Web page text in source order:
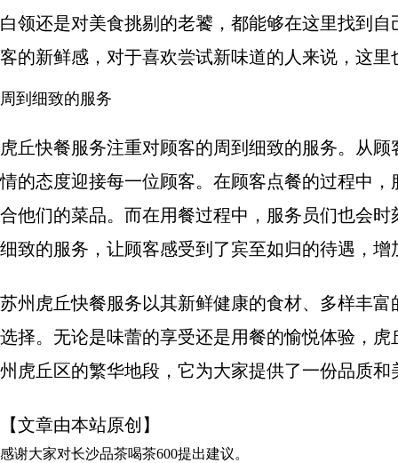
白领还是对美食挑剔的老饕，都能够在这里找到
客的新鲜感，对于喜欢尝试新味道的人来说，这
周到细致的服务
虎丘快餐服务注重对顾客的周到细致的服务。从
情的态度迎接每一位顾客。在顾客点餐的过程中
合他们的菜品。而在用餐过程中，服务员们也会
细致的服务，让顾客感受到了宾至如归的待遇，
苏州虎丘快餐服务以其新鲜健康的食材、多样丰
选择。无论是味蕾的享受还是用餐的愉悦体验，
州虎丘区的繁华地段，它为大家提供了一份品质
【文章由本站原创】
感谢大家对长沙品茶喝茶600提出建议。